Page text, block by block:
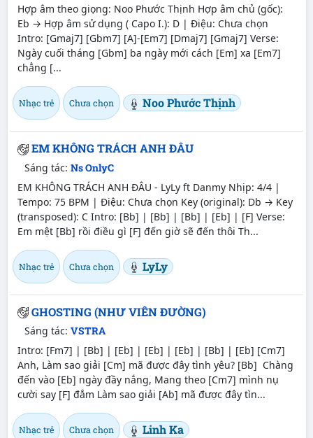
Hợp âm theo giọng: Noo Phước Thịnh Hợp âm chủ (gốc):
Eb → Hợp âm sử dụng ( Capo I.): D | Điệu: Chưa chọn
Intro: [Gmaj7] [Gbm7] [A]-[Em7] [Dmaj7] [Gmaj7] Verse:
Ngày cuối tháng [Gbm] ba ngày mới cách [Em] xa [Em7]
chẳng [...
Nhạc trẻ Chưa chọn Noo Phước Thịnh
EM KHÔNG TRÁCH ANH ĐÂU
Sáng tác: Ns OnlyC
EM KHÔNG TRÁCH ANH ĐÂU - LyLy ft Danmy Nhịp: 4/4 |
Tempo: 75 BPM | Điệu: Chưa chọn Key (original): Db → Key
(transposed): C Intro: [Bb] | [Bb] | [Bb] | [Eb] | [F] Verse:
Em mệt [Bb] rồi điều gì [F] đến giờ sẽ đến thôi Th...
Nhạc trẻ Chưa chọn LyLy
GHOSTING (NHƯ VIÊN ĐƯỜNG)
Sáng tác: VSTRA
Intro: [Fm7] | [Bb] | [Eb] | [Eb] | [Eb] | [Bb] | [Eb] [Cm7]
Anh, Làm sao giải [Cm] mã được đây tình yêu? [Bb] Chàng
đến vào [Eb] ngày đầy nắng, Mang theo [Cm7] mình nụ
cười say [F] đắm Làm sao giải [Ab] mã được đây tìn...
Nhạc trẻ Chưa chọn Linh Ka